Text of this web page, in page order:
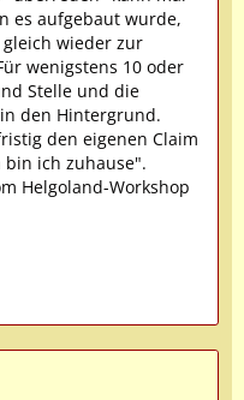
es aufgebaut wurde,
wieder zur
wenigstens 10 oder
Stelle und die
den Hintergrund.
den eigenen Claim
bin ich zuhause".
Helgoland-Workshop